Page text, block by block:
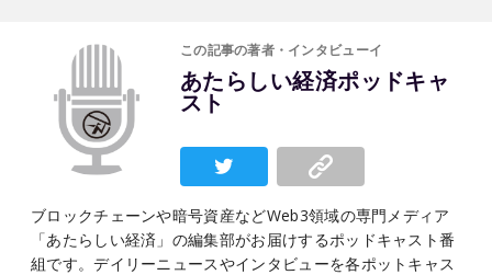
この記事の著者・インタビューイ
あたらしい経済ポッドキャ
スト
ブロックチェーンや暗号資産などWeb3領域の専門メディア
「あたらしい経済」の編集部がお届けするポッドキャスト番
組です。デイリーニュースやインタビューを各ポットキャス